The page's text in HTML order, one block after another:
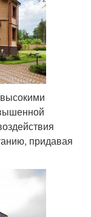
придавая